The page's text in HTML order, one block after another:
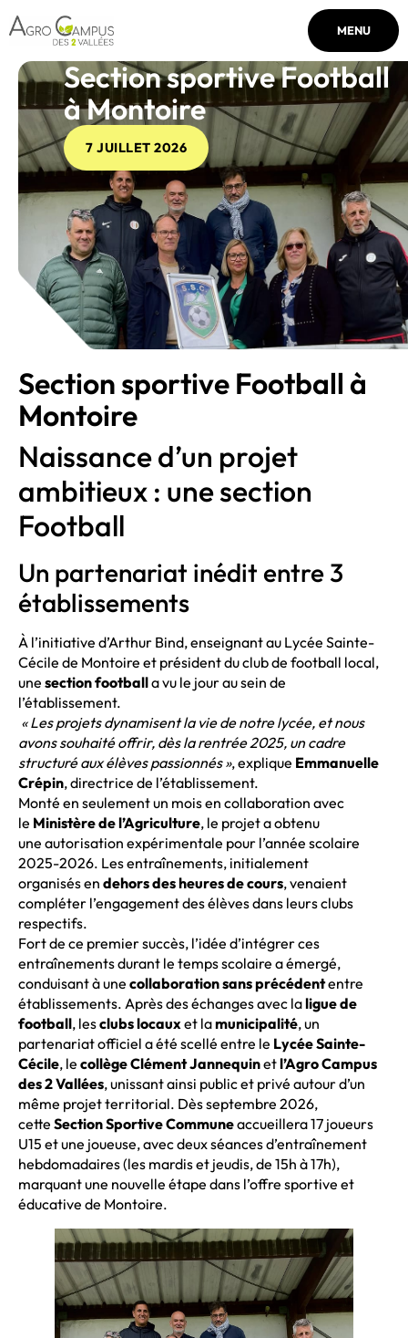
MENU
Section sportive Football
à Montoire
7 JUILLET 2026
Section sportive Football à
Montoire
Naissance d’un projet
ambitieux : une section
Football
Un partenariat inédit entre 3
établissements
À l’initiative d’Arthur Bind, enseignant au Lycée Sainte-
Cécile de Montoire et président du club de football local,
une section footballa vu le jour au sein de
l’établissement.
« Les projets dynamisent la vie de notre lycée, et nous
avons souhaité offrir, dès la rentrée 2025, un cadre
structuré aux élèves passionnés », explique Emmanuelle
Crépin, directrice de l’établissement.
Monté en seulement un mois en collaboration avec
le Ministère de l’Agriculture, le projet a obtenu
une autorisation expérimentale pour l’année scolaire
2025-2026. Les entraînements, initialement
organisés en dehors des heures de cours, venaient
compléter l’engagement des élèves dans leurs clubs
respectifs.
Fort de ce premier succès, l’idée d’intégrer ces
entraînements durant le temps scolaire a émergé,
conduisant à une collaboration sans précédententre
établissements. Après des échanges avec laligue de
football, lesclubs locauxet lamunicipalité, un
partenariat officiel a été scellé entre le Lycée Sainte-
Cécile, le collège Clément Jannequinetl’Agro Campus
des 2 Vallées, unissant ainsi public et privé autour d’un
même projet territorial. Dès septembre 2026,
cette Section Sportive Communeaccueillera 17 joueurs
U15 et une joueuse, avec deux séances d’entraînement
hebdomadaires(les mardis et jeudis, de 15h à 17h),
marquant une nouvelle étape dans l’offre sportive et
éducative de Montoire.